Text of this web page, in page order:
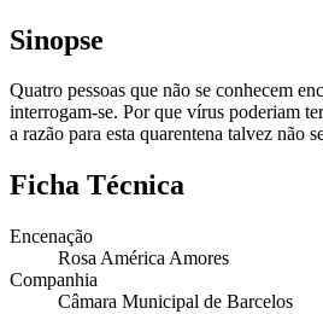
Sinopse
Quatro pessoas que não se conhecem
interrogam-se. Por que vírus poderiam
a razão para esta quarentena talvez não
Ficha Técnica
Encenação
Rosa América Amores
Companhia
Câmara Municipal de Barcelos